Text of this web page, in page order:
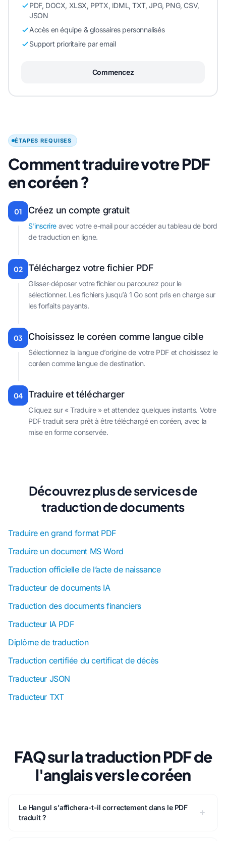
PDF, DOCX, XLSX, PPTX, IDML, TXT, JPG, PNG, CSV,
JSON
Accès en équipe & glossaires personnalisés
Support prioritaire par email
Commencez
ÉTAPES REQUISES
Comment traduire votre PDF
en coréen ?
01 Créez un compte gratuit
S'inscrire avec votre e-mail pour accéder au tableau de bord
de traduction en ligne.
02 Téléchargez votre fichier PDF
Glisser-déposer votre fichier ou parcourez pour le
sélectionner. Les fichiers jusqu’à 1 Go sont pris en charge sur
les forfaits payants.
03 Choisissez le coréen comme langue cible
Sélectionnez la langue d’origine de votre PDF et choisissez le
coréen comme langue de destination.
04 Traduire et télécharger
Cliquez sur « Traduire » et attendez quelques instants. Votre
PDF traduit sera prêt à être téléchargé en coréen, avec la
mise en forme conservée.
Découvrez plus de services de
traduction de documents
Traduire en grand format PDF
Traduire un document MS Word
Traduction officielle de l’acte de naissance
Traducteur de documents IA
Traduction des documents financiers
Traducteur IA PDF
Diplôme de traduction
Traduction certifiée du certificat de décès
Traducteur JSON
Traducteur TXT
FAQ sur la traduction PDF de
l'anglais vers le coréen
Le Hangul s'affichera-t-il correctement dans le PDF
traduit ?